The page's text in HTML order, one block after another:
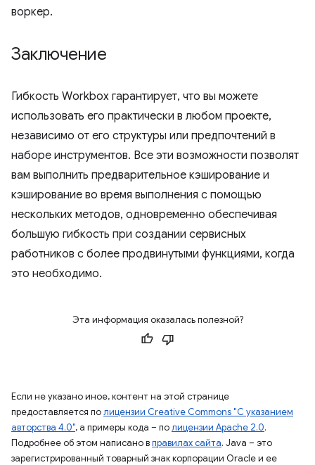
воркер.
Заключение
Гибкость Workbox гарантирует, что вы можете
использовать его практически в любом проекте,
независимо от его структуры или предпочтений в
наборе инструментов. Все эти возможности позволят
вам выполнить предварительное кэширование и
кэширование во время выполнения с помощью
нескольких методов, одновременно обеспечивая
большую гибкость при создании сервисных
работников с более продвинутыми функциями, когда
это необходимо.
Эта информация оказалась полезной?
Если не указано иное, контент на этой странице
предоставляется полицензии Creative Commons "С указанием
авторства 4.0", а примеры кода – полицензии Apache 2.0.
Подробнее об этом написано вправилах сайта. Java – это
зарегистрированный товарный знак корпорации Oracle и ее